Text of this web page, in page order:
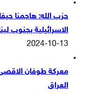
حزب الله: هاجمنا
الاسرائيلية بجنوب
2024-10-13
معركة طوفان
العراق